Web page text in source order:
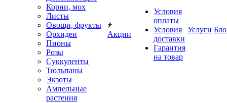
Корни, мох
Листы
Овощи, фрукты
Орхидеи
Пионы
Розы
Суккуленты
Тюльпаны
Экзоты
Ампельные
растения
Акции
Условия
оплаты
Условия
доставки
Гарантия
на товар
Услуги